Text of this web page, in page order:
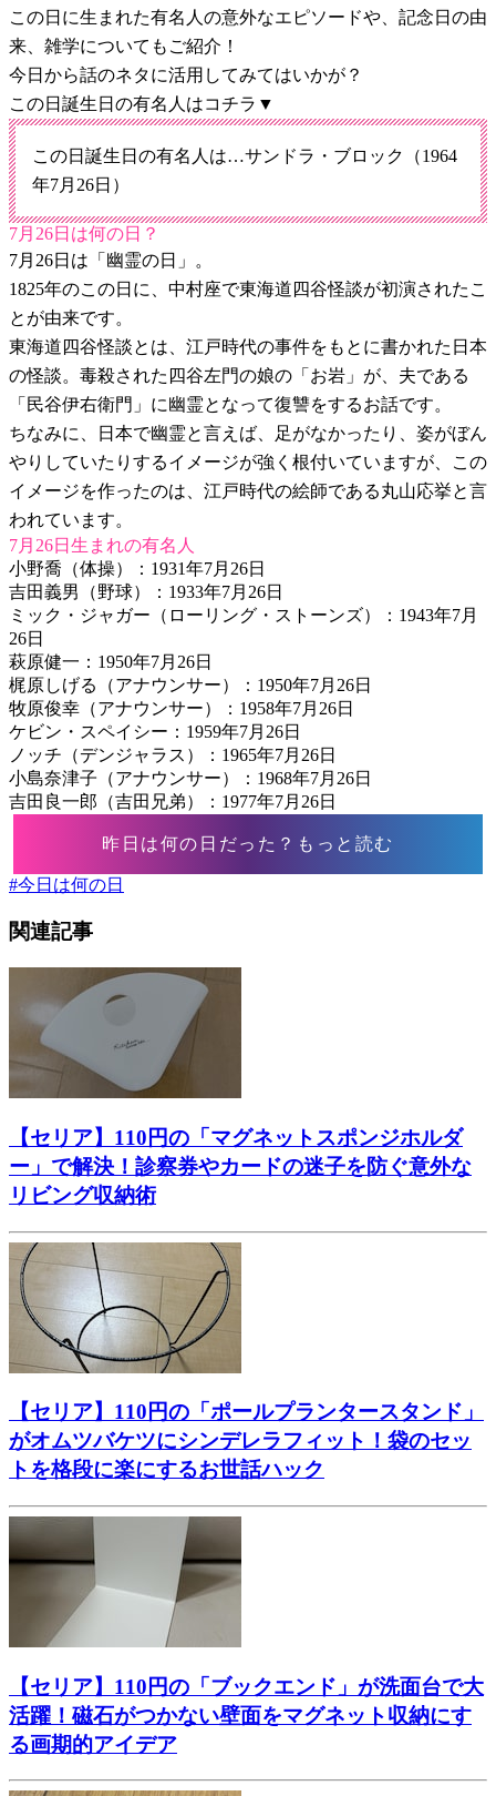
この日に生まれた有名人の意外なエピソードや、記念日の由
来、雑学についてもご紹介！
今日から話のネタに活用してみてはいかが？
この日誕生日の有名人はコチラ▼
この日誕生日の有名人は…サンドラ・ブロック（1964
年7月26日）
7月26日は何の日？
7月26日は「幽霊の日」。
1825年のこの日に、中村座で東海道四谷怪談が初演されたこ
とが由来です。
東海道四谷怪談とは、江戸時代の事件をもとに書かれた日本
の怪談。毒殺された四谷左門の娘の「お岩」が、夫である
「民谷伊右衛門」に幽霊となって復讐をするお話です。
ちなみに、日本で幽霊と言えば、足がなかったり、姿がぼん
やりしていたりするイメージが強く根付いていますが、この
イメージを作ったのは、江戸時代の絵師である丸山応挙と言
われています。
7月26日生まれの有名人
小野喬（体操）：1931年7月26日
吉田義男（野球）：1933年7月26日
ミック・ジャガー（ローリング・ストーンズ）：1943年7月
26日
萩原健一：1950年7月26日
梶原しげる（アナウンサー）：1950年7月26日
牧原俊幸（アナウンサー）：1958年7月26日
ケビン・スペイシー：1959年7月26日
ノッチ（デンジャラス）：1965年7月26日
小島奈津子（アナウンサー）：1968年7月26日
吉田良一郎（吉田兄弟）：1977年7月26日
昨日は何の日だった？もっと読む
#今日は何の日
関連記事
【セリア】110円の「マグネットスポンジホルダ
ー」で解決！診察券やカードの迷子を防ぐ意外な
リビング収納術
【セリア】110円の「ポールプランタースタンド」
がオムツバケツにシンデレラフィット！袋のセッ
トを格段に楽にするお世話ハック
【セリア】110円の「ブックエンド」が洗面台で大
活躍！磁石がつかない壁面をマグネット収納にす
る画期的アイデア